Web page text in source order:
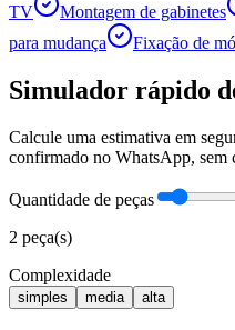
TV
Montagem de gabinetes
para mudança
Fixação de
Simulador rápido
Calcule uma estimativa em
confirmado no WhatsApp, sem
Quantidade de peças
2 peça(s)
Complexidade
simples media alta